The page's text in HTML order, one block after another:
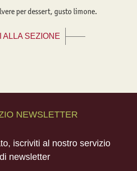
per dessert, gusto limone.
ALLA SEZIONE
NEWSLETTER
iscriviti al nostro servizio
di newsletter